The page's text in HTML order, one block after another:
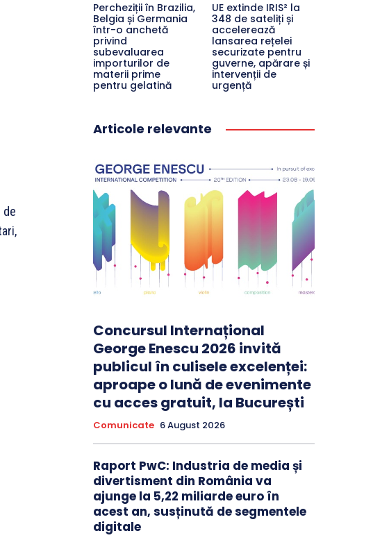
de
Percheziții în Brazilia,
Belgia și Germania
într-o anchetă
privind
subevaluarea
importurilor de
materii prime
pentru gelatină
UE extinde IRIS² la
348 de sateliți și
accelerează
lansarea rețelei
securizate pentru
guverne, apărare și
intervenții de
urgență
Articole relevante
Concursul Internațional
George Enescu 2026 invită
publicul în culisele excelenței:
aproape o lună de evenimente
cu acces gratuit, la București
Comunicate 6 August 2026
Raport PwC: Industria de media și
divertisment din România va
ajunge la 5,22 miliarde euro în
acest an, susținută de segmentele
digitale